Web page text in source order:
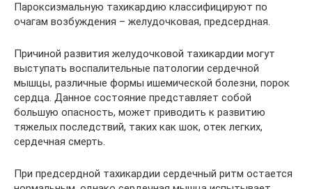
Пароксизмальную тахикардию классифицируют по
очагам возбуждения – желудочковая, предсердная.
Причиной развития желудочковой тахикардии могут
выступать воспалительные патологии сердечной
мышцы, различные формы ишемической болезни, порок
сердца. Данное состояние представляет собой
большую опасность, может приводить к развитию
тяжелых последствий, таких как шок, отек легких,
сердечная смерть.
При предсердной тахикардии сердечный ритм остается